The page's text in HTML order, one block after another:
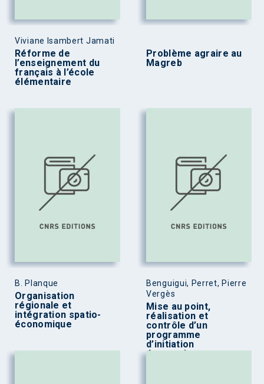
Viviane Isambert Jamati
Réforme de
l’enseignement du
français à l’école
élémentaire
Problème agraire au
Magreb
B. Planque
Organisation
régionale et
intégration spatio-
économique
Benguigui, Perret, Pierre
Vergès
Mise au point,
réalisation et
contrôle d’un
programme
d’initiation
économique en –